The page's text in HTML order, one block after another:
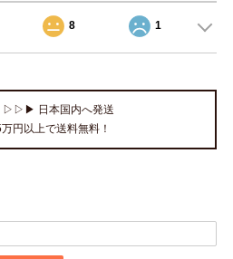
8 1
▷▷▶ 日本国内へ発送
円以上で送料無料！